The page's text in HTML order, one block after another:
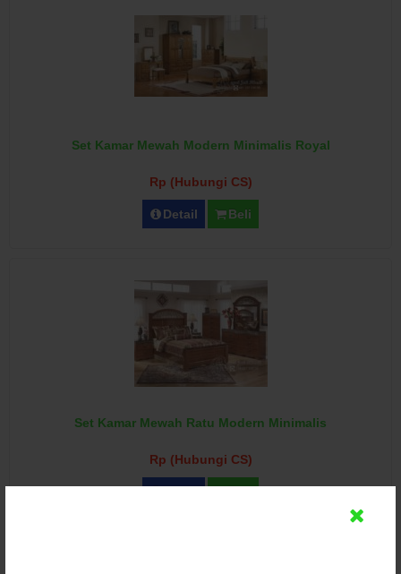
Set Kamar Mewah Modern Minimalis Royal
Rp (Hubungi CS)
Detail Beli
Set Kamar Mewah Ratu Modern Minimalis
Rp (Hubungi CS)